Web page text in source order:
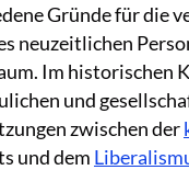
Gründe für die
neuzeitlichen
Im historischen
und
zwischen der
und dem